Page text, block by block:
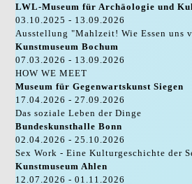
LWL-Museum für Archäologie und
03.10.2025 - 13.09.2026
Ausstellung "Mahlzeit! Wie Essen uns
Kunstmuseum Bochum
07.03.2026 - 13.09.2026
HOW WE MEET
Museum für Gegenwartskunst Siegen
17.04.2026 - 27.09.2026
Das soziale Leben der Dinge
Bundeskunsthalle Bonn
02.04.2026 - 25.10.2026
Sex Work - Eine Kulturgeschichte der
Kunstmuseum Ahlen
12.07.2026 - 01.11.2026